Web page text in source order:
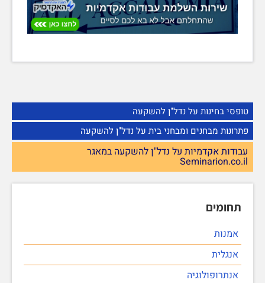
טופסי בחינות על נדל"ן להשקעה
פתרונות מבחנים ומבחני בית על נדל"ן להשקעה
עבודות אקדמיות על נדל"ן להשקעה במאגר
Seminarion.co.il
תחומים
אמנות
אנגלית
אנתרופולוגיה